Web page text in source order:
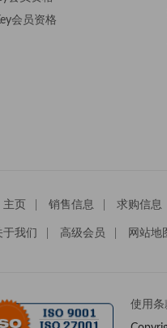
会员资格
主页 销售信息 求购信息
于我们 高级会员 网站地
使用条